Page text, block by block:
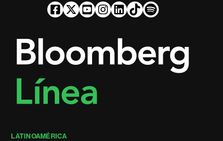
LATINOAMÉRICA